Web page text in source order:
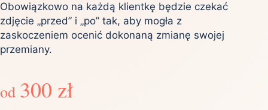
Obowiązkowo na każdą klientkę będzie czekać
zdjęcie „przed” i „po” tak, aby mogła z
zaskoczeniem ocenić dokonaną zmianę swojej
przemiany.
od 300 zł